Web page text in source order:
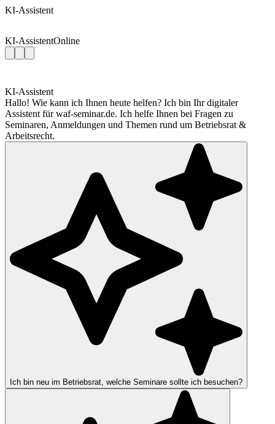
KI-Assistent
KI-AssistentOnline
KI-Assistent
Hallo! Wie kann ich Ihnen heute helfen? Ich bin Ihr digitaler
Assistent für waf-seminar.de. Ich helfe Ihnen bei Fragen zu
Seminaren, Anmeldungen und Themen rund um Betriebsrat &
Arbeitsrecht.
Ich bin neu im Betriebsrat, welche Seminare sollte ich besuchen?